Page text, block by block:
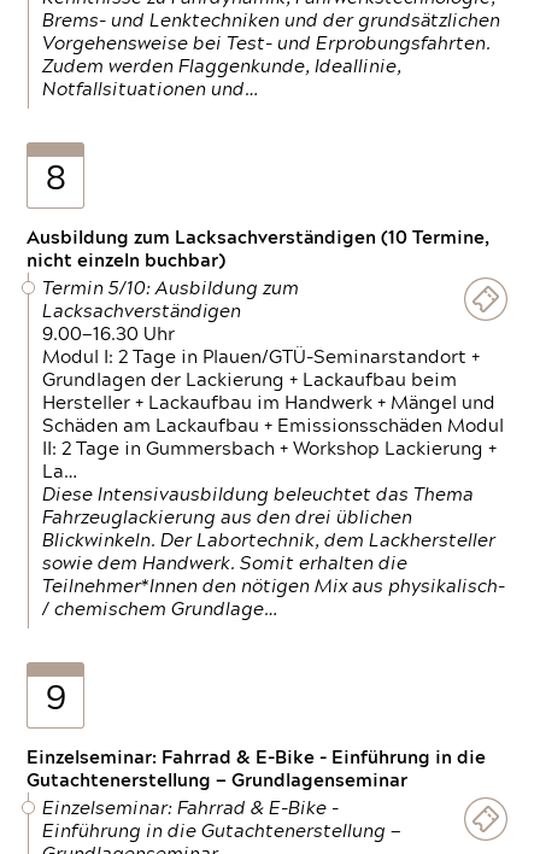
Brems- und Lenktechniken und der grundsätzlichen
Vorgehensweise bei Test- und Erprobungsfahrten.
Zudem werden Flaggenkunde, Ideallinie,
Notfallsituationen und…
8
Ausbildung zum Lacksachverständigen (10 Termine,
nicht einzeln buchbar)
Termin 5/10: Ausbildung zum
Lacksachverständigen
9.00—16.30 Uhr
Modul I: 2 Tage in Plauen/GTÜ-Seminarstandort +
Grundlagen der Lackierung + Lackaufbau beim
Hersteller + Lackaufbau im Handwerk + Mängel und
Schäden am Lackaufbau + Emissionsschäden Modul
II: 2 Tage in Gummersbach + Workshop Lackierung +
La…
Diese Intensivausbildung beleuchtet das Thema
Fahrzeuglackierung aus den drei üblichen
Blickwinkeln. Der Labortechnik, dem Lackhersteller
sowie dem Handwerk. Somit erhalten die
Teilnehmer*Innen den nötigen Mix aus physikalisch-
/ chemischem Grundlage…
9
Einzelseminar: Fahrrad & E-Bike - Einführung in die
Gutachtenerstellung — Grundlagenseminar
Einzelseminar: Fahrrad & E-Bike -
Einführung in die Gutachtenerstellung —